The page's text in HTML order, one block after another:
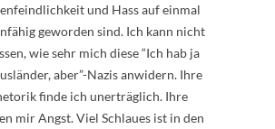
und Hass auf einmal
geworden sind. Ich kann nicht
wie sehr mich diese “Ich hab ja
aber”-Nazis anwidern. Ihre
finde ich unerträglich. Ihre
mir Angst. Viel Schlaues ist in den